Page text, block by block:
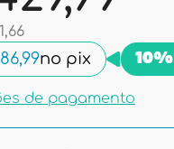
no pix 10%
de pagamento